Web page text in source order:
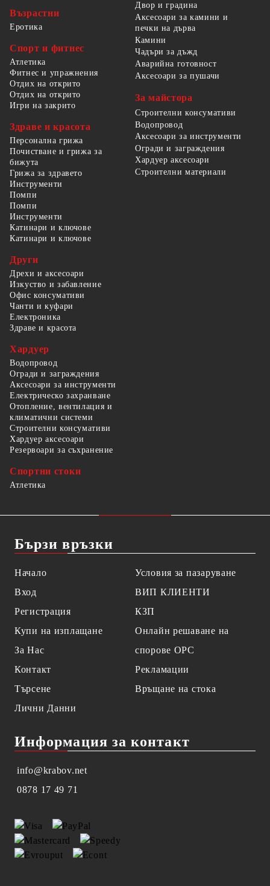
Възрастни
Еротика
Спорт и фитнес
Атлетика
Фитнес и упражнения
Отдих на открито
Отдих на открито
Игри на закрито
Здраве и красота
Персонална грижа
Почистване и грижа за
бижута
Грижа за здравето
Двор и градина
Аксесоари за камини и
печки на дърва
Камини
Чадъри за дъжд
Аварийна готовност
Аксесоари за пушачи
За майстора
Строителни консумативи
Водопровод
Аксесоари за инструменти
Огради и заграждения
Хардуер аксесоари
Строителни материали
Инструменти
Помпи
Помпи
Инструменти
Катинари и ключове
Катинари и ключове
Други
Дрехи и аксесоари
Изкуство и забавление
Офис консумативи
Чанти и куфари
Електроника
Здраве и красота
Хардуер
Водопровод
Огради и заграждения
Аксесоари за инструменти
Електрическо захранване
Отопление, вентилация и
климатични системи
Строителни консумативи
Хардуер аксесоари
Резервоари за съхранение
Спортни стоки
Атлетика
Бързи връзки
Начало
Вход
Регистрация
Купи на изплащане
За Нас
Контакт
Търсене
Лични Данни
Условия за пазаруване
ВИП КЛИЕНТИ
КЗП
Онлайн решаване на
спорове OPC
Рекламации
Връщане на стока
Информация за контакт
info@krabov.net
0878 17 49 71